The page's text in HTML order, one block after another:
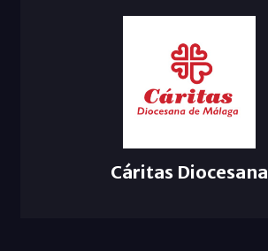
Cáritas Diocesana